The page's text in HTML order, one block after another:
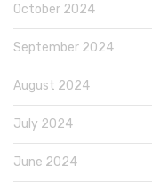
October 2024
September 2024
August 2024
July 2024
June 2024